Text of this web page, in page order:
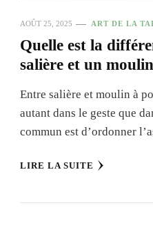
AOÛT 25, 2025 ART DE LA
Quelle est la
salière et un
Entre salière et moulin à
autant dans le geste que
commun est d’ordonner
LIRE LA SUITE